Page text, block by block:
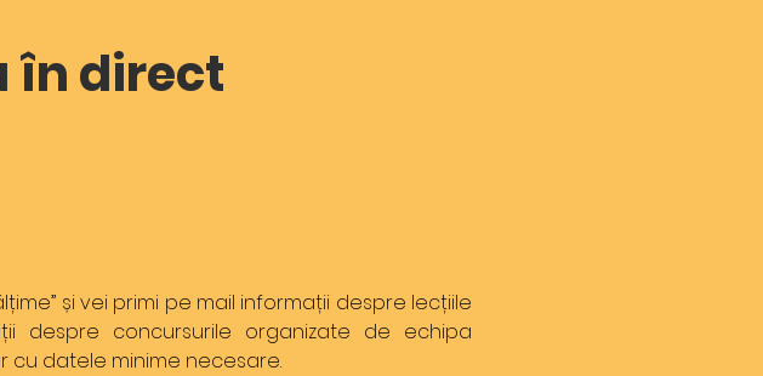
în direct
și vei primi pe mail informații despre lecțiile
despre concursurile organizate de echipa
cu datele minime necesare.